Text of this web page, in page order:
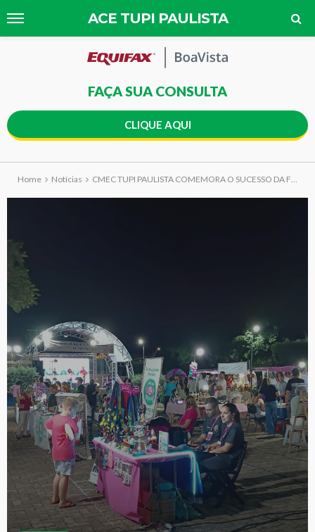
ACE TUPI PAULISTA
FAÇA SUA CONSULTA
CLIQUE AQUI
Home Notícias CMEC TUPI PAULISTA COMEMORA O SUCESSO DA FEME TUPI